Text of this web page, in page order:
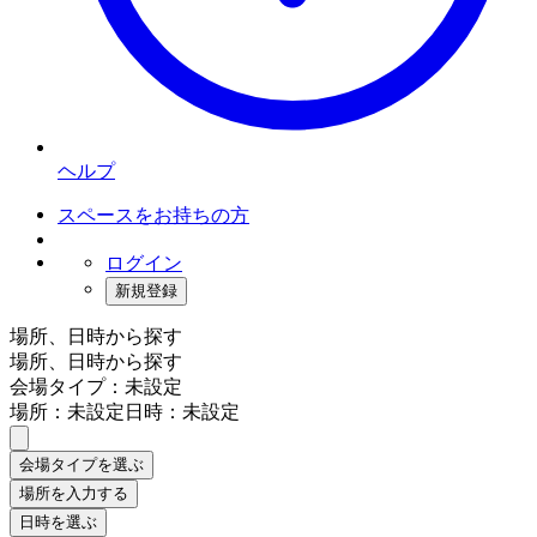
ヘルプ
スペースをお持ちの方
ログイン
新規登録
場所、日時から探す
場所、日時から探す
会場タイプ：未設定
場所：未設定日時：未設定
会場タイプを選ぶ
場所を入力する
日時を選ぶ